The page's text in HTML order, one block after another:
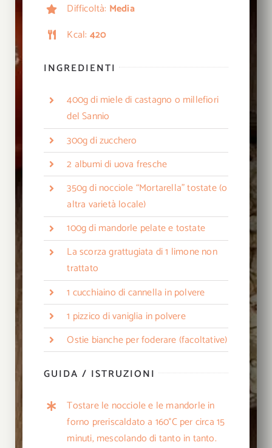
Difficoltà: Media
Kcal: 420
INGREDIENTI
400g di miele di castagno o millefiori
del Sannio
300g di zucchero
2 albumi di uova fresche
350g di nocciole “Mortarella” tostate (o
altra varietà locale)
100g di mandorle pelate e tostate
La scorza grattugiata di 1 limone non
trattato
1 cucchiaino di cannella in polvere
1 pizzico di vaniglia in polvere
Ostie bianche per foderare (facoltative)
GUIDA / ISTRUZIONI
Tostare le nocciole e le mandorle in
forno preriscaldato a 160°C per circa 15
minuti, mescolando di tanto in tanto.